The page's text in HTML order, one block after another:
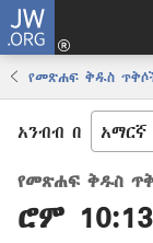
JW.ORG
የመጽሐፍ ቅዱስ
አንብብ በ
የመጽሐፍ ቅዱስ
ሮም